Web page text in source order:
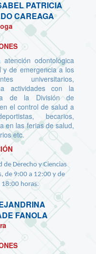
PATRICIA
CAREAGA
atención odontológica
y de emergencia a los
universitarios,
actividades con la
de la División de
el control de salud a
becarios,
en las ferias de salud,
etc.
de Derecho y Ciencias
de 9:00 a 12:00 y de
18:00 horas.
FANOLA